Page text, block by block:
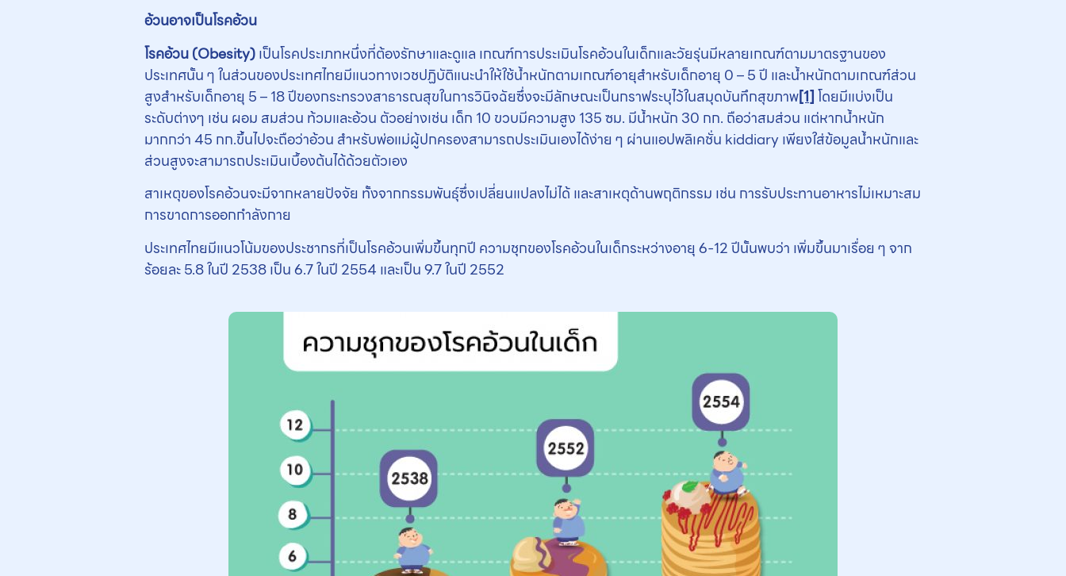
อ้วนอาจเป็นโรคอ้วน
โรคอ้วน (Obesity)เป็นโรคประเภทหนึ่งที่ต้องรักษาและดูแล เกณฑ์การประเมินโรคอ้วนในเด็กและวัยรุ่นมีหลายเกณฑ์ตามมาตรฐานของ
ประเทศนั้น ๆ ในส่วนของประเทศไทยมีแนวทางเวชปฏิบัติแนะนำให้ใช้น้ำหนักตามเกณฑ์อายุสำหรับเด็กอายุ 0 – 5 ปี และน้ำหนักตามเกณฑ์ส่วน
สูงสำหรับเด็กอายุ 5 – 18 ปีของกระทรวงสาธารณสุขในการวินิจฉัยซึ่งจะมีลักษณะเป็นกราฟระบุไว้ในสมุดบันทึกสุขภาพ[1]โดยมีแบ่งเป็น
ระดับต่างๆ เช่น ผอม สมส่วน ท้วมและอ้วน ตัวอย่างเช่น เด็ก 10 ขวบมีความสูง 135 ซม. มีน้ำหนัก 30 กก. ถือว่าสมส่วน แต่หากน้ำหนัก
มากกว่า 45 กก.ขึ้นไปจะถือว่าอ้วน สำหรับพ่อแม่ผู้ปกครองสามารถประเมินเองได้ง่าย ๆ ผ่านแอปพลิเคชั่น kiddiary เพียงใส่ข้อมูลน้ำหนักและ
ส่วนสูงจะสามารถประเมินเบื้องต้นได้ด้วยตัวเอง
สาเหตุของโรคอ้วนจะมีจากหลายปัจจัย ทั้งจากกรรมพันธุ์ซึ่งเปลี่ยนแปลงไม่ได้ และสาเหตุด้านพฤติกรรม เช่น การรับประทานอาหารไม่เหมาะสม
การขาดการออกกำลังกาย
ประเทศไทยมีแนวโน้มของประชากรที่เป็นโรคอ้วนเพิ่มขึ้นทุกปี ความชุกของโรคอ้วนในเด็กระหว่างอายุ 6-12 ปีนั้นพบว่า เพิ่มขึ้นมาเรื่อย ๆ จาก
ร้อยละ 5.8 ในปี 2538 เป็น 6.7 ในปี 2554 และเป็น 9.7 ในปี 2552